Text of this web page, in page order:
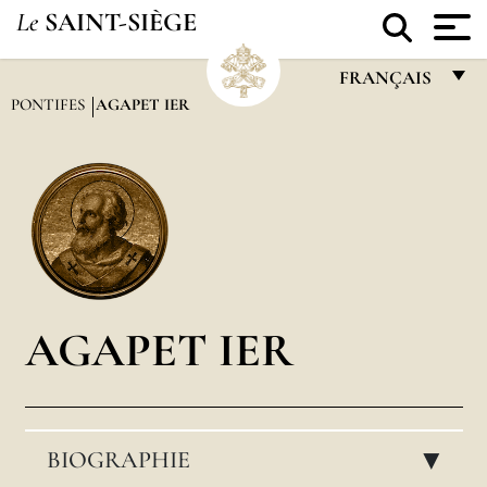
Le SAINT-SIÈGE
FRANÇAIS
PONTIFES AGAPET IER
AGAPET IER
BIOGRAPHIE ▸